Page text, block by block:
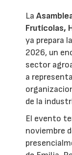
La
Frutícolas,
ya prepara
2026, un
sector
a
de la
El evento
noviembre